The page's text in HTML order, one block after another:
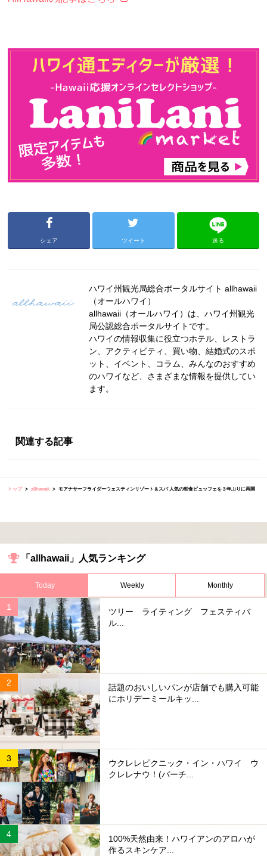
シェア ツイート 送る
ハワイ州観光局総合ポータルサイト allhawaii
（オールハワイ）
allhawaii（オールハワイ）は、ハワイ州観光
局公認総合ポータルサイトです。
ハワイの情報収集に役立つホテル、レストラ
ン、アクティビティ、買い物、結婚式のスポ
ット、イベント、コラム、みんなのおすすめ
のハワイなど、さまざまな情報を提供してい
ます。
関連する記事
トップ allhawaii モアナサーフライダーウェスティンリゾート＆スパ 人気の朝食ビュッフェを３年ぶりに再開
「allhawaii」人気ランキング
Today Weekly Monthly
ツリー ライティング フェスティバ
ル...
話題のおいしいパンが店舗でも購入可能
にホリデーミールキッ...
ウクレレピクニック・イン・ハワイ ウ
クレレナウ！(バーチ...
100%天然由来！ハワイアンのアロハが
作るスキンケア...